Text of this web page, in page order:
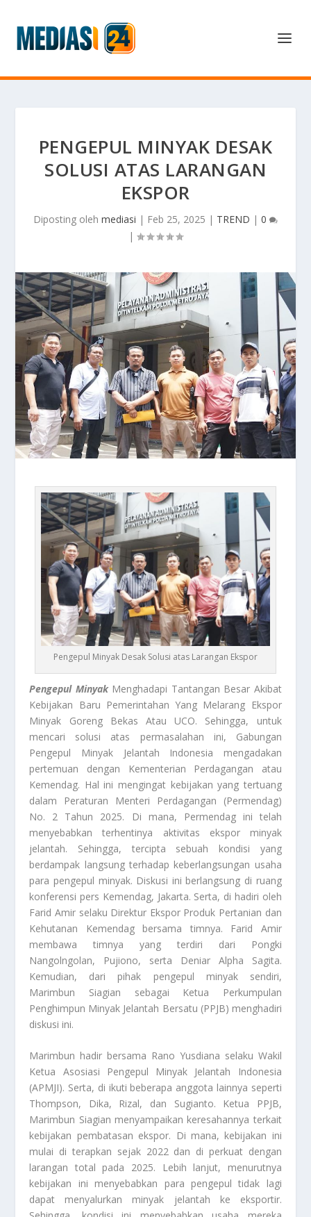
PENGEPUL MINYAK DESAK
SOLUSI ATAS LARANGAN
EKSPOR
Diposting oleh mediasi | Feb 25, 2025 | TREND | 0
|
Pengepul Minyak Desak Solusi atas Larangan Ekspor
Pengepul MinyakMenghadapi Tantangan Besar Akibat
Kebijakan Baru Pemerintahan Yang Melarang Ekspor
Minyak Goreng Bekas Atau UCO. Sehingga, untuk
mencari solusi atas permasalahan ini, Gabungan
Pengepul Minyak Jelantah Indonesia mengadakan
pertemuan dengan Kementerian Perdagangan atau
Kemendag. Hal ini mengingat kebijakan yang tertuang
dalam Peraturan Menteri Perdagangan (Permendag)
No. 2 Tahun 2025. Di mana, Permendag ini telah
menyebabkan terhentinya aktivitas ekspor minyak
jelantah. Sehingga, tercipta sebuah kondisi yang
berdampak langsung terhadap keberlangsungan usaha
para pengepul minyak. Diskusi ini berlangsung di ruang
konferensi pers Kemendag, Jakarta. Serta, di hadiri oleh
Farid Amir selaku Direktur Ekspor Produk Pertanian dan
Kehutanan Kemendag bersama timnya. Farid Amir
membawa timnya yang terdiri dari Pongki
Nangolngolan, Pujiono, serta Deniar Alpha Sagita.
Kemudian, dari pihak pengepul minyak sendiri,
Marimbun Siagian sebagai Ketua Perkumpulan
Penghimpun Minyak Jelantah Bersatu (PPJB) menghadiri
diskusi ini.
Marimbun hadir bersama Rano Yusdiana selaku Wakil
Ketua Asosiasi Pengepul Minyak Jelantah Indonesia
(APMJI). Serta, di ikuti beberapa anggota lainnya seperti
Thompson, Dika, Rizal, dan Sugianto. Ketua PPJB,
Marimbun Siagian menyampaikan keresahannya terkait
kebijakan pembatasan ekspor. Di mana, kebijakan ini
mulai di terapkan sejak 2022 dan di perkuat dengan
larangan total pada 2025. Lebih lanjut, menurutnya
kebijakan ini menyebabkan para pengepul tidak lagi
dapat menyalurkan minyak jelantah ke eksportir.